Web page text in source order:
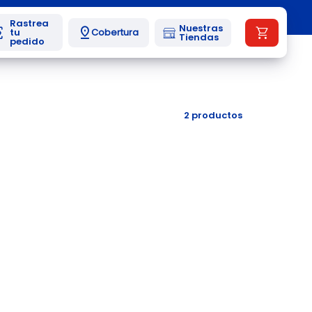
Cobertura Nuestras
Tiendas
2 productos